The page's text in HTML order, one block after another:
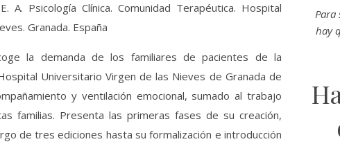
A. Psicología Clínica. Comunidad Terapéutica. Hospital
Granada. España
la demanda de los familiares de pacientes de la
Universitario Virgen de las Nieves de Granada de
y ventilación emocional, sumado al trabajo
familias. Presenta las primeras fases de su creación,
de tres ediciones hasta su formalización e introducción
Para
hay